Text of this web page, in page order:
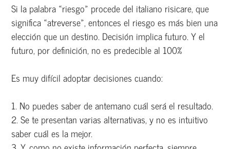
Si la palabra «riesgo» procede del italiano risicare, que
significa «atreverse», entonces el riesgo es más bien una
elección que un destino. Decisión implica futuro. Y el
futuro, por definición, no es predecible al 100%
Es muy difícil adoptar decisiones cuando:
1. No puedes saber de antemano cuál será el resultado.
2. Se te presentan varias alternativas, y no es intuitivo
saber cuál es la mejor.